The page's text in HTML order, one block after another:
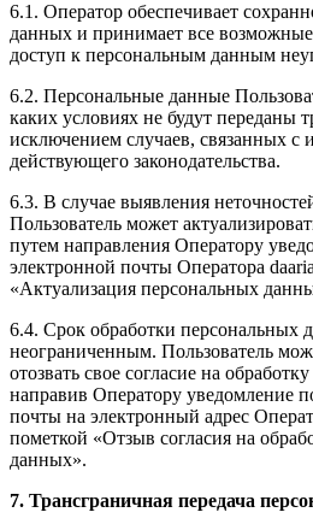
6.1. Оператор обеспечивает
данных и принимает все
доступ к персональным данным
6.2. Персональные данные
каких условиях не будут переданы
исключением случаев, связанных с
действующего законодательства.
6.3. В случае выявления
Пользователь может
путем направления Оператору
электронной почты Оператора
«Актуализация персональных
6.4. Срок обработки персональных
неограниченным. Пользователь
отозвать свое согласие на
направив Оператору уведомление
почты на электронный адрес
пометкой «Отзыв согласия на
данных».
7. Трансграничная передача